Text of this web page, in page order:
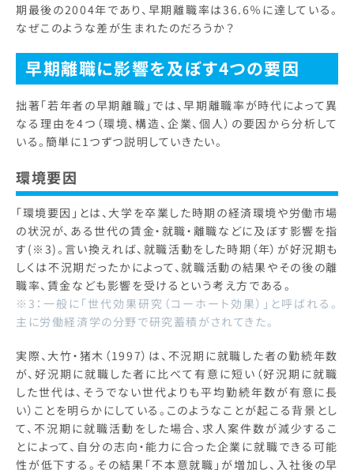
期最後の2004年であり、早期離職率は36.6％に達している。
なぜこのような差が生まれたのだろうか？
早期離職に影響を及ぼす4つの要因
拙著「若年者の早期離職」では、早期離職率が時代によって異
なる理由を4つ（環境、構造、企業、個人）の要因から分析して
いる。簡単に1つずつ説明していきたい。
環境要因
「環境要因」とは、大学を卒業した時期の経済環境や労働市場
の状況が、ある世代の賃金・就職・離職などに及ぼす影響を指
す(※3)。言い換えれば、就職活動をした時期（年）が好況期も
しくは不況期だったかによって、就職活動の結果やその後の離
職率、賃金なども影響を受けるという考え方である。
※3：一般に「世代効果研究（コーホート効果）」と呼ばれる。
主に労働経済学の分野で研究蓄積がされてきた。
実際、大竹・猪木（1997）は、不況期に就職した者の勤続年数
が、好況期に就職した者に比べて有意に短い（好況期に就職
した世代は、そうでない世代よりも平均勤続年数が有意に長
い）ことを明らかにしている。このようなことが起こる背景とし
て、不況期に就職活動をした場合、求人案件数が減少するこ
とによって、自分の志向・能力に合った企業に就職できる可能
性が低下する。その結果「不本意就職」が増加し、入社後の早